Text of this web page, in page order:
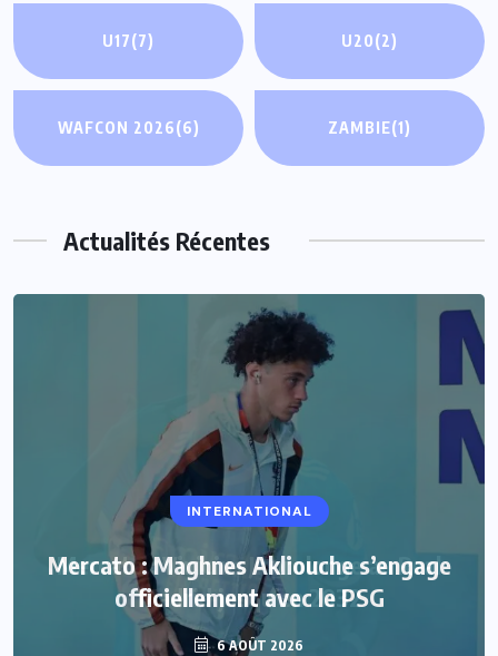
U17(7) U20(2)
WAFCON 2026(6) ZAMBIE(1)
Actualités Récentes
INTERNATIONAL
Mercato : Maghnes Akliouche s’engage
officiellement avec le PSG
6 AOÛT 2026